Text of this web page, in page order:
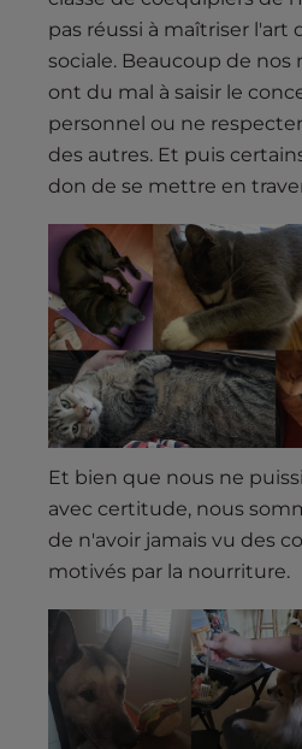
pas réussi à maîtriser l'art
sociale. Beaucoup de nos
ont du mal à saisir le
personnel ou ne
des autres. Et puis
don de se mettre en
Et bien que nous ne
avec certitude, nous
de n'avoir jamais vu des
motivés par la nourriture.